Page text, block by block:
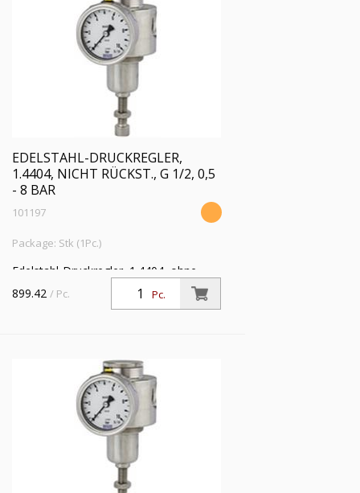
EDELSTAHL-DRUCKREGLER,
1.4404, NICHT RÜCKST., G 1/2, 0,5
- 8 BAR
101197
Package: Stk (1Pc.)
Edelstahl-Druckregler, 1.4404, ohne
Sekundärentl. (nicht rücksteuerbar), inkl.
Mano., G 1/2, Regelber. 0,5 - 8 bar, PE
Pc.
899.42 / Pc.